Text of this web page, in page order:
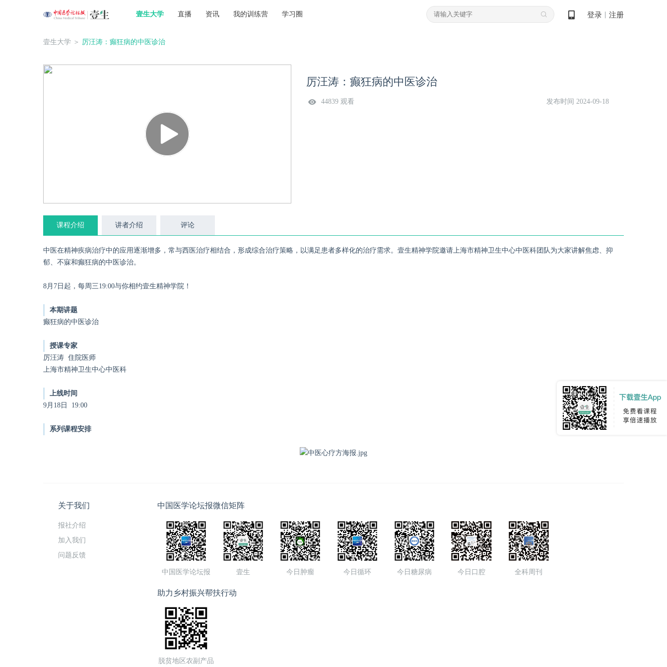
壹生大学 直播 资讯 我的训练营 学习圈 登录 注册
壹生大学 ＞ 厉汪涛：癫狂病的中医诊治
厉汪涛：癫狂病的中医诊治
44839 观看 发布时间 2024-09-18
课程介绍 讲者介绍 评论
中医在精神疾病治疗中的应用逐渐增多，常与西医治疗相结合，形成综合治疗策略，以满足患者多样化的治疗需求。壹生精神学院邀请上海市精神卫生中心中医科团队为大家讲解焦虑、抑
郁、不寐和癫狂病的中医诊治。
8月7日起，每周三19:00与你相约壹生精神学院！
本期讲题
癫狂病的中医诊治
授课专家
厉汪涛 住院医师
上海市精神卫生中心中医科
上线时间
9月18日 19:00
系列课程安排
关于我们
报社介绍
加入我们
问题反馈
中国医学论坛报微信矩阵
中国医学论坛报 壹生 今日肿瘤 今日循环 今日糖尿病 今日口腔 全科周刊
助力乡村振兴帮扶行动
脱贫地区农副产品